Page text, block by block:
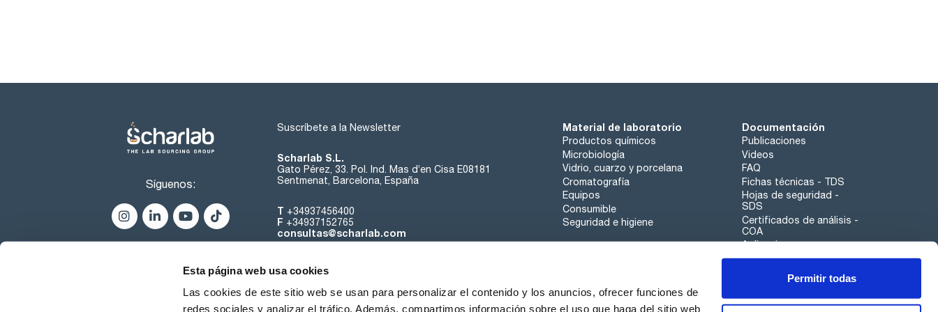
Esta página web usa cookies
Las cookies de este sitio web se usan para personalizar el contenido y los anuncios, ofrecer funciones de
redes sociales y analizar el tráfico. Además, compartimos información sobre el uso que haga del sitio web
Permitir todas
Síguenos:
Suscríbete a la Newsletter
Scharlab S.L.
Gato Pérez, 33. Pol. Ind. Mas d’en Cisa E08181
Sentmenat, Barcelona, España
T +34937456400
F +34937152765
consultas@scharlab.com
Material de laboratorio
Productos químicos
Microbiología
Vidrio, cuarzo y porcelana
Cromatografía
Equipos
Consumible
Seguridad e higiene
Documentación
Publicaciones
Videos
FAQ
Fichas técnicas - TDS
Hojas de seguridad -
SDS
Certificados de análisis -
COA
Aplicaciones
Tabla Periódica
Canal de denuncias